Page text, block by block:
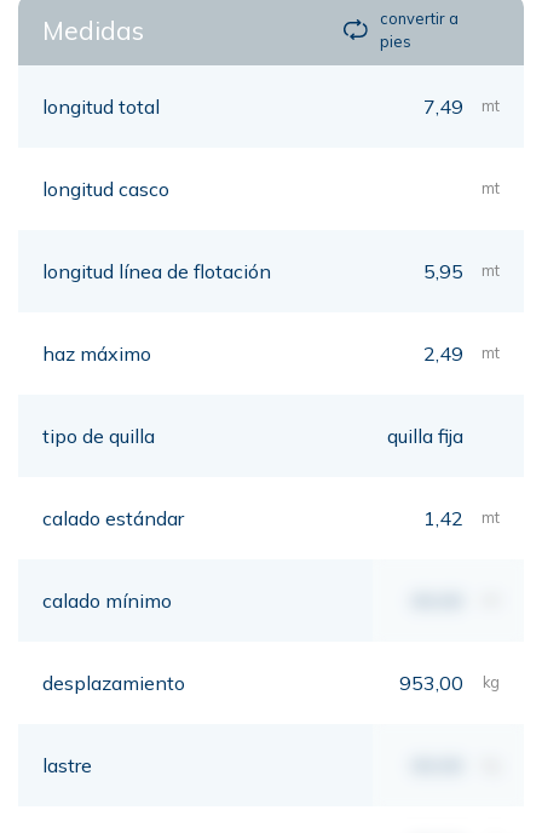
Medidas
convertir a
pies
longitud total 7,49 mt
longitud casco mt
longitud línea de flotación 5,95 mt
haz máximo 2,49 mt
tipo de quilla quilla fija
calado estándar 1,42 mt
calado mínimo
desplazamiento 953,00 kg
lastre